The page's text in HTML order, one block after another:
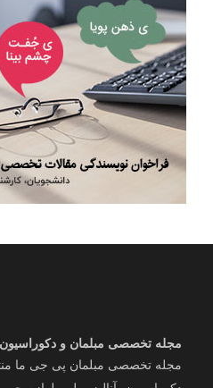
مجله تخصصی مبلمان و
مجله تخصصی مبلمان پی جی ما